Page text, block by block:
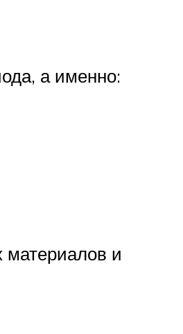
а именно:
материалов и